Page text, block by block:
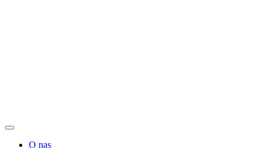
O nas